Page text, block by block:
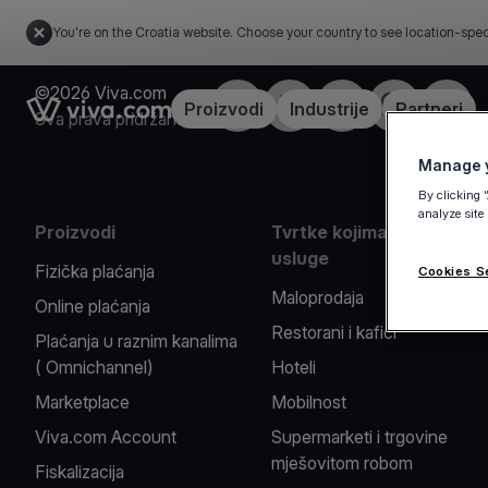
You're on the Croatia website. Choose your country to see location-
Link to the homepageProizvodi Industrije Partneri
©2026 Viva.com
Sva prava pridržana
Facebook LinkedInInstagram
Proizvodi
Fizička plaćanja
Online plaćanja
Plaćanja u raznim kanalima
( Omnichannel)
Marketplace
Viva.com Account
Fiskalizacija
Tvrtke kojima pružamo
usluge
Maloprodaja
Restorani i kafići
Hoteli
Mobilnost
Supermarketi i trgovine
mješovitom robom
Manage
By clicking
analyze
Cookies